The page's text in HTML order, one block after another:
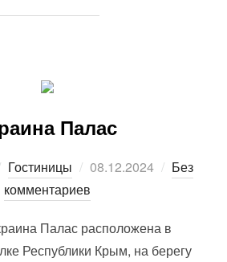
Палас
Гостиницы Опубликовано
08.12.2024
Без
комментариев
Палас расположена в
Республики Крым, на берегу